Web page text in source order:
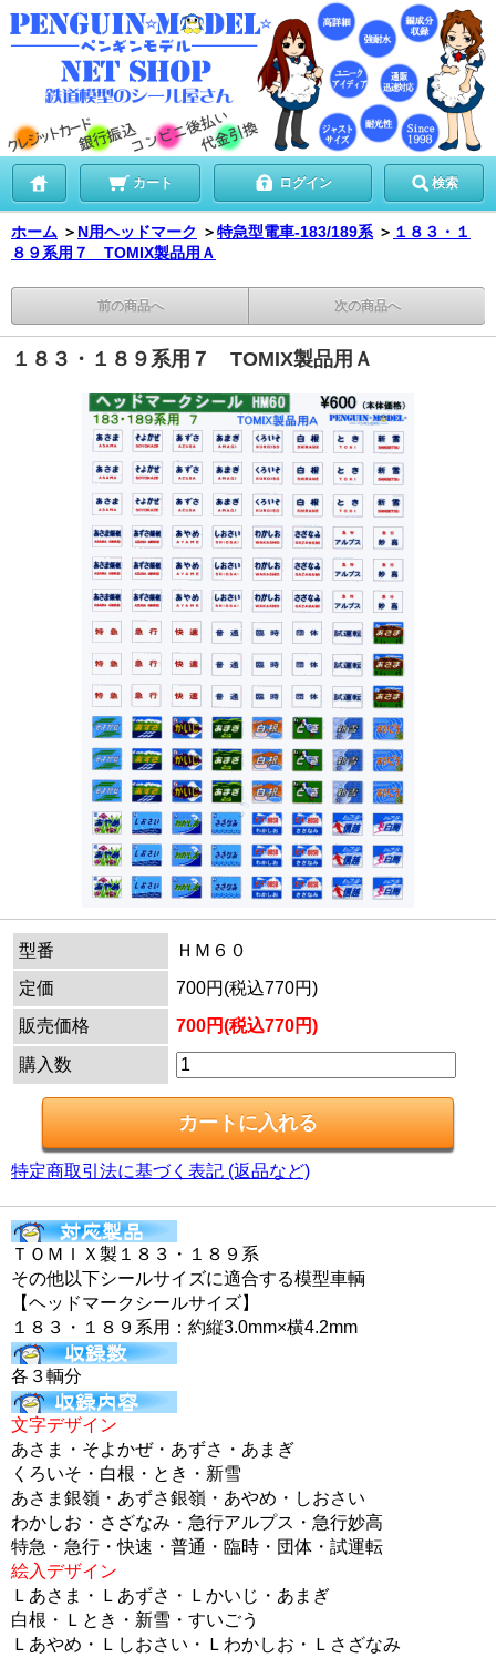
カート ログイン 検索
ホーム ＞ N用ヘッドマーク ＞特急型電車-183/189系 ＞ １８３・１
８９系用７ TOMIX製品用Ａ
前の商品へ 次の商品へ
１８３・１８９系用７ TOMIX製品用Ａ
型番
ＨＭ６０
定価
700円(税込770円)
販売価格
700円(税込770円)
購入数
特定商取引法に基づく表記 (返品など)
ＴＯＭＩＸ製１８３・１８９系
その他以下シールサイズに適合する模型車輌
【ヘッドマークシールサイズ】
１８３・１８９系用：約縦3.0mm×横4.2mm
各３輌分
文字デザイン
あさま・そよかぜ・あずさ・あまぎ
くろいそ・白根・とき・新雪
あさま銀嶺・あずさ銀嶺・あやめ・しおさい
わかしお・さざなみ・急行アルプス・急行妙高
特急・急行・快速・普通・臨時・団体・試運転
絵入デザイン
Ｌあさま・Ｌあずさ・Ｌかいじ・あまぎ
白根・Ｌとき・新雪・すいごう
Ｌあやめ・Ｌしおさい・Ｌわかしお・Ｌさざなみ